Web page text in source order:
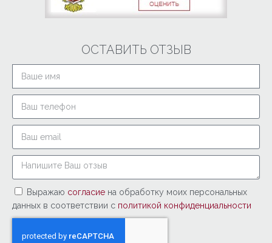
ОСТАВИТЬ ОТЗЫВ
Выражаю согласие на обработку моих персональных
данных в соответствии с политикой конфиденциальности